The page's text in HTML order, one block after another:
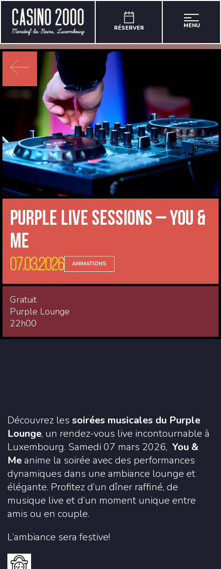
RÉSERVER MENU
Purple Live Sessions – You &
Me
07.03.2026 ANIMATIONS
Gratuit
Purple Lounge
22h00
Découvrez les soirées musicales du Purple
Lounge, un rendez-vous live incontournable à
Luxembourg. Samedi 07 mars 2026, You &
Meanime la soirée avec des performances
dynamiques dans une ambiance lounge et
élégante. Profitez d’un dîner raffiné, de
musique live et d’un moment unique entre
amis ou en couple.
L’ambiance sera festive!